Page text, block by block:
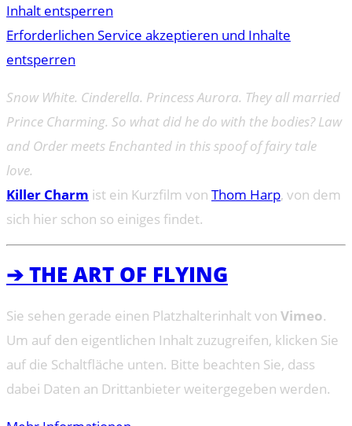
Inhalt entsperren
Erforderlichen Service akzeptieren und Inhalte
entsperren
Snow White. Cinderella. Princess Aurora. They all married
Prince Charming. So what did he do with the bodies? Law
and Order meets Enchanted in this spoof of fairy tale
love.
Killer Charm ist ein Kurzfilm von Thom Harp, von dem
sich hier schon so einiges findet.
➔ THE ART OF FLYING
Sie sehen gerade einen Platzhalterinhalt von Vimeo.
Um auf den eigentlichen Inhalt zuzugreifen, klicken Sie
auf die Schaltfläche unten. Bitte beachten Sie, dass
dabei Daten an Drittanbieter weitergegeben werden.